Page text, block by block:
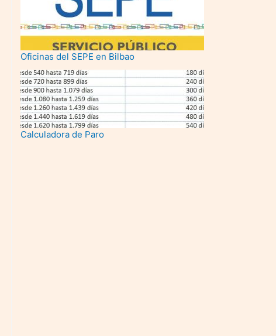
Oficinas del SEPE en Bilbao
Calculadora de Paro